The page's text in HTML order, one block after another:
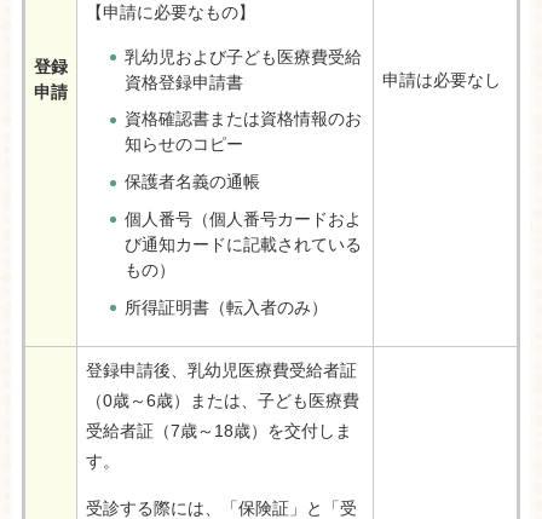
登録
申請
【申請に必要なもの】
乳幼児および子ども医療費受給
資格登録申請書
資格確認書または資格情報のお
知らせのコピー
保護者名義の通帳
個人番号（個人番号カードおよ
び通知カードに記載されている
もの）
所得証明書（転入者のみ）
申請は必要なし
登録申請後、乳幼児医療費受給者証
（0歳～6歳）または、子ども医療費
受給者証（7歳～18歳）を交付しま
す。
受診する際には、「保険証」と「受